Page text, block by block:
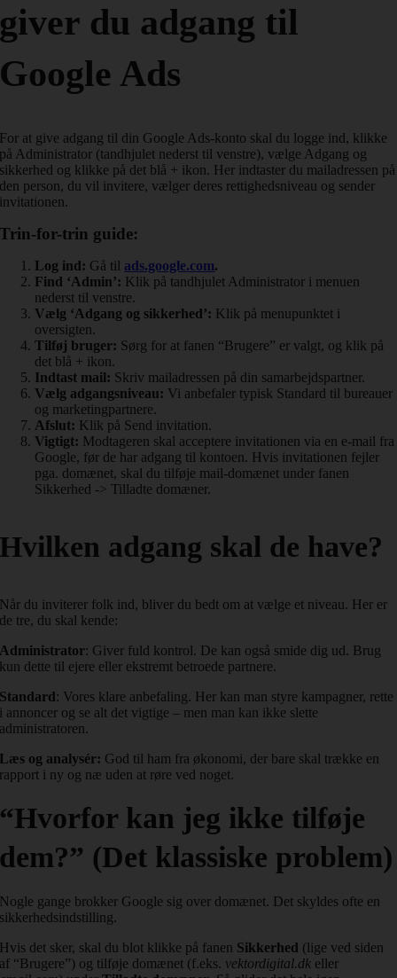
giver du adgang til
Google Ads
For at give adgang til din Google Ads-konto skal du logge ind, klikke
på Administrator (tandhjulet nederst til venstre), vælge Adgang og
sikkerhed og klikke på det blå + ikon. Her indtaster du mailadressen på
den person, du vil invitere, vælger deres rettighedsniveau og sender
invitationen.
Trin-for-trin guide:
Log ind: Gå til ads.google.com.
Find ‘Admin’: Klik på tandhjulet Administrator i menuen
nederst til venstre.
Vælg ‘Adgang og sikkerhed’: Klik på menupunktet i
oversigten.
Tilføj bruger: Sørg for at fanen “Brugere” er valgt, og klik på
det blå + ikon.
Indtast mail: Skriv mailadressen på din samarbejdspartner.
Vælg adgangsniveau: Vi anbefaler typisk Standard til bureauer
og marketingpartnere.
Afslut: Klik på Send invitation.
Vigtigt: Modtageren skal acceptere invitationen via en e-mail fra
Google, før de har adgang til kontoen. Hvis invitationen fejler
pga. domænet, skal du tilføje mail-domænet under fanen
Sikkerhed -> Tilladte domæner.
Hvilken adgang skal de have?
Når du inviterer folk ind, bliver du bedt om at vælge et niveau. Her er
de tre, du skal kende:
Administrator: Giver fuld kontrol. De kan også smide dig ud. Brug
kun dette til ejere eller ekstremt betroede partnere.
Standard: Vores klare anbefaling. Her kan man styre kampagner, rette
i annoncer og se alt det vigtige – men man kan ikke slette
administratoren.
Læs og analysér: God til ham fra økonomi, der bare skal trække en
rapport i ny og næ uden at røre ved noget.
“Hvorfor kan jeg ikke tilføje
dem?” (Det klassiske problem)
Nogle gange brokker Google sig over domænet. Det skyldes ofte en
sikkerhedsindstilling.
Hvis det sker, skal du blot klikke på fanen Sikkerhed (lige ved siden
af “Brugere”) og tilføje domænet (f.eks. vektordigital.dk eller